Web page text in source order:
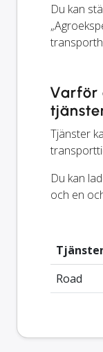
Du kan
Varför
Tjänster
Du kan
och en
Road